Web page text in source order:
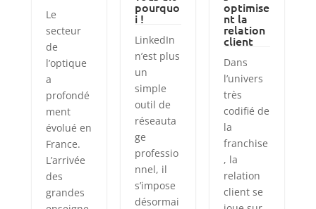
Le
secteur
de
l’optique
a
profondé
ment
évolué en
France.
L’arrivée
des
grandes
pourquo
i !
LinkedIn
n’est plus
un
simple
outil de
réseauta
ge
professio
nnel, il
s’impose
désormai
optimise
nt la
relation
client
Dans
l’univers
très
codifié de
la
franchise
, la
relation
client se